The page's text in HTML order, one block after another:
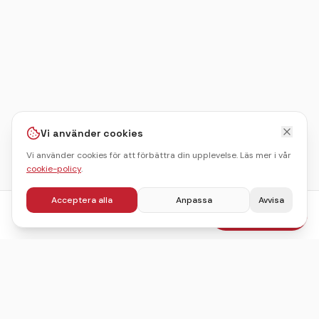
fr.803kr/pers Boka julbord
Vi använder cookies
Vi använder cookies för att förbättra din upplevelse. Läs mer i vår
cookie-policy.
Acceptera alla Anpassa Avvisa